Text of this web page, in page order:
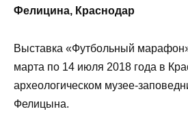
Фелицина, Краснодар
Выставка «Футбольный
марта по 14 июля 2018 года в
археологическом музее-
Фелицына.